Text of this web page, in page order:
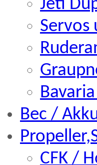
Jeti
Servos
Bec /
CFK /